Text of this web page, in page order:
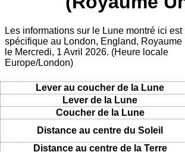
Les informations sur le Lune montré ici est
spécifique au London, England, Royaume
le Mercredi, 1 Avril 2026. (Heure locale
Europe/London)
Lever au coucher de la Lune
Lever de la Lune
Coucher de la Lune
Distance au centre du Soleil
Distance au centre de la Terre